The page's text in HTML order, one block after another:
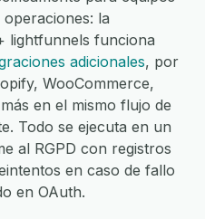
la
lightfunnels funciona
adicionales, por
WooCommerce,
en el mismo flujo de
Todo se ejecuta en un
al RGPD con registros
en caso de fallo
en OAuth.